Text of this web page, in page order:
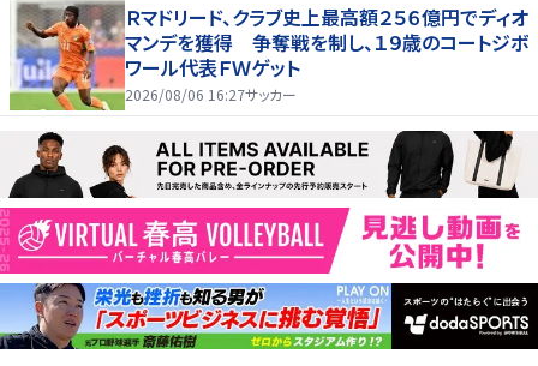
Ｒマドリード、クラブ史上最高額２５６億円でディオ
マンデを獲得 争奪戦を制し、１９歳のコートジボ
ワール代表ＦＷゲット
2026/08/06 16:27サッカー